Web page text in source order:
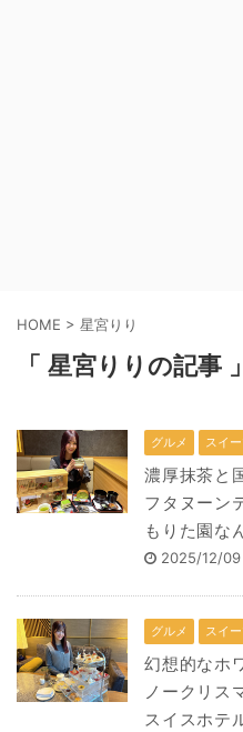
HOME > 星宮りり
「 星宮りりの記事
グルメ スイ
濃厚抹茶と
フタヌーン
もりた園な
2025/12/09
グルメ スイ
幻想的なホ
ノークリス
スイスホテ